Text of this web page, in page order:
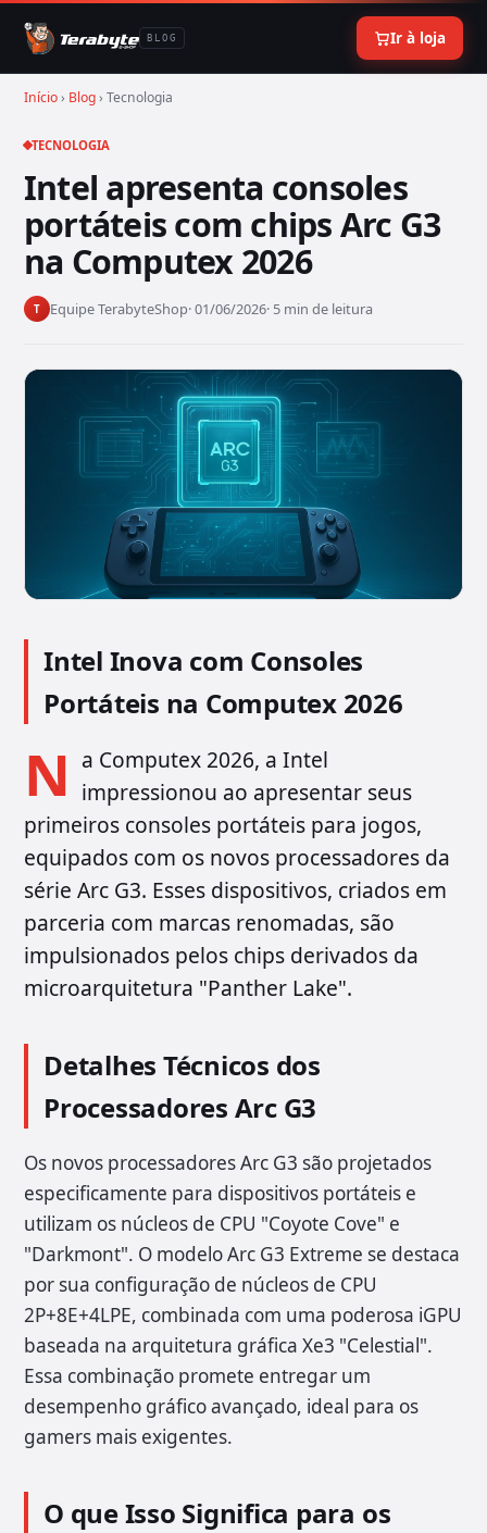
BLOG Ir à loja
Início› Blog› Tecnologia
TECNOLOGIA
Intel apresenta consoles
portáteis com chips Arc G3
na Computex 2026
T Equipe TerabyteShop· 01/06/2026· 5 min de leitura
Intel Inova com Consoles
Portáteis na Computex 2026
N a Computex 2026, a Intel
impressionou ao apresentar seus
primeiros consoles portáteis para jogos,
equipados com os novos processadores da
série Arc G3. Esses dispositivos, criados em
parceria com marcas renomadas, são
impulsionados pelos chips derivados da
microarquitetura "Panther Lake".
Detalhes Técnicos dos
Processadores Arc G3
Os novos processadores Arc G3 são projetados
especificamente para dispositivos portáteis e
utilizam os núcleos de CPU "Coyote Cove" e
"Darkmont". O modelo Arc G3 Extreme se destaca
por sua configuração de núcleos de CPU
2P+8E+4LPE, combinada com uma poderosa iGPU
baseada na arquitetura gráfica Xe3 "Celestial".
Essa combinação promete entregar um
desempenho gráfico avançado, ideal para os
gamers mais exigentes.
O que Isso Significa para os